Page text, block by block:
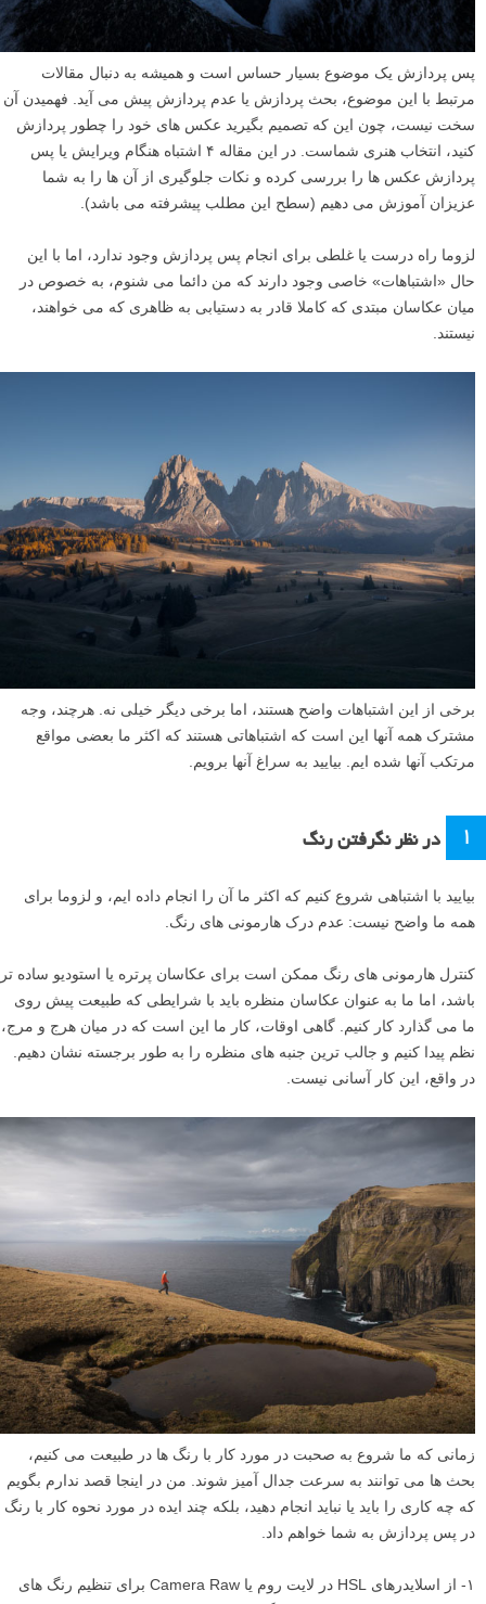
پس پردازش یک موضوع بسیار حساس است و همیشه به دنبال مقالات
مرتبط با این موضوع، بحث پردازش یا عدم پردازش پیش می آید. فهمیدن آن
سخت نیست، چون این که تصمیم بگیرید عکس های خود را چطور پردازش
کنید، انتخاب هنری شماست. در این مقاله ۴ اشتباه هنگام ویرایش یا پس
پردازش عکس ها را بررسی کرده و نکات جلوگیری از آن ها را به شما
عزیزان آموزش می دهیم (سطح این مطلب پیشرفته می باشد).
لزوما راه درست یا غلطی برای انجام پس پردازش وجود ندارد، اما با این
حال «اشتباهات» خاصی وجود دارند که من دائما می شنوم، به خصوص در
میان عکاسان مبتدی که کاملا قادر به دستیابی به ظاهری که می خواهند،
نیستند.
برخی از این اشتباهات واضح هستند، اما برخی دیگر خیلی نه. هرچند، وجه
مشترک همه آنها این است که اشتباهاتی هستند که اکثر ما بعضی مواقع
مرتکب آنها شده ایم. بیایید به سراغ آنها برویم.
۱ در نظر نگرفتن رنگ
بیایید با اشتباهی شروع کنیم که اکثر ما آن را انجام داده ایم، و لزوما برای
همه ما واضح نیست: عدم درک هارمونی های رنگ.
کنترل هارمونی های رنگ ممکن است برای عکاسان پرتره یا استودیو ساده تر
باشد، اما ما به عنوان عکاسان منظره باید با شرایطی که طبیعت پیش روی
ما می گذارد کار کنیم. گاهی اوقات، کار ما این است که در میان هرج و مرج،
نظم پیدا کنیم و جالب ترین جنبه های منظره را به طور برجسته نشان دهیم.
در واقع، این کار آسانی نیست.
زمانی که ما شروع به صحبت در مورد کار با رنگ ها در طبیعت می کنیم،
بحث ها می توانند به سرعت جدال آمیز شوند. من در اینجا قصد ندارم بگویم
که چه کاری را باید یا نباید انجام دهید، بلکه چند ایده در مورد نحوه کار با رنگ
در پس پردازش به شما خواهم داد.
۱- از اسلایدرهای HSL در لایت روم یا Camera Raw برای تنظیم رنگ های